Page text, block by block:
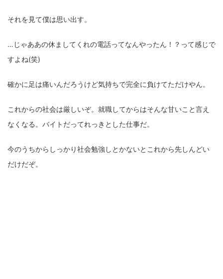
それを見て僕は思い出す。
…じゃああの休ましてくれの電話ってなんやったん！？って感じで
すよね(笑)
確かに足は痛いんだろうけど気持ちで完全に負けてただけやん。
これからの社会は厳しいぞ。就職してからはそんな甘いこと言え
なくなる。バイトだってれっきとした仕事だ。
今のうちからしっかり社会勉強しとかないとこれから先しんどい
だけだぞ。